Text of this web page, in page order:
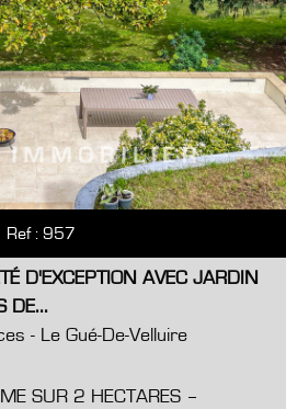
Ref : 957
D'EXCEPTION AVEC JARDIN
DE...
- Le Gué-De-Velluire
SUR 2 HECTARES –